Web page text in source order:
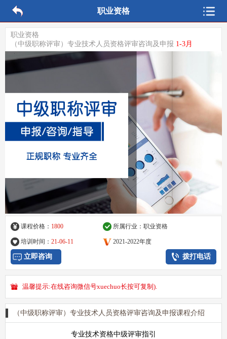
职业资格
职业资格
（中级职称评审）专业技术人员资格评审咨询及申报 1-3月
课程价格： 1800 所属行业：职业资格
培训时间： 21-06-11 2021-2022年度
立即咨询 拨打电话
温馨提示:在线咨询微信号xuechuo长按可复制).
（中级职称评审）专业技术人员资格评审咨询及申报课程介绍
专业技术资格中级评审指引